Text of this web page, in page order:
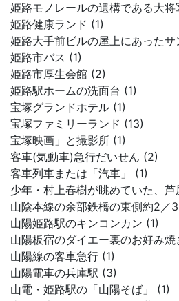
姫路モノレールの遺構である大
姫路健康ランド (1)
姫路大手前ビルの屋上にあった
姫路市バス (1)
姫路市厚生会館 (2)
姫路駅ホームの洗面台 (1)
宝塚グランドホテル (1)
宝塚ファミリーランド (13)
宝塚映画」と撮影所 (1)
客車(気動車)急行だいせん (2)
客車列車または「汽車」 (1)
少年・村上春樹が眺めていた、芦
山陰本線の余部鉄橋の東側約2／
山陽姫路駅のキンコンカン (1)
山陽板宿のダイエー裏のお好み
山陽線の客車急行 (1)
山陽電車の兵庫駅 (3)
山電・姫路駅の「山陽そば」 (1)